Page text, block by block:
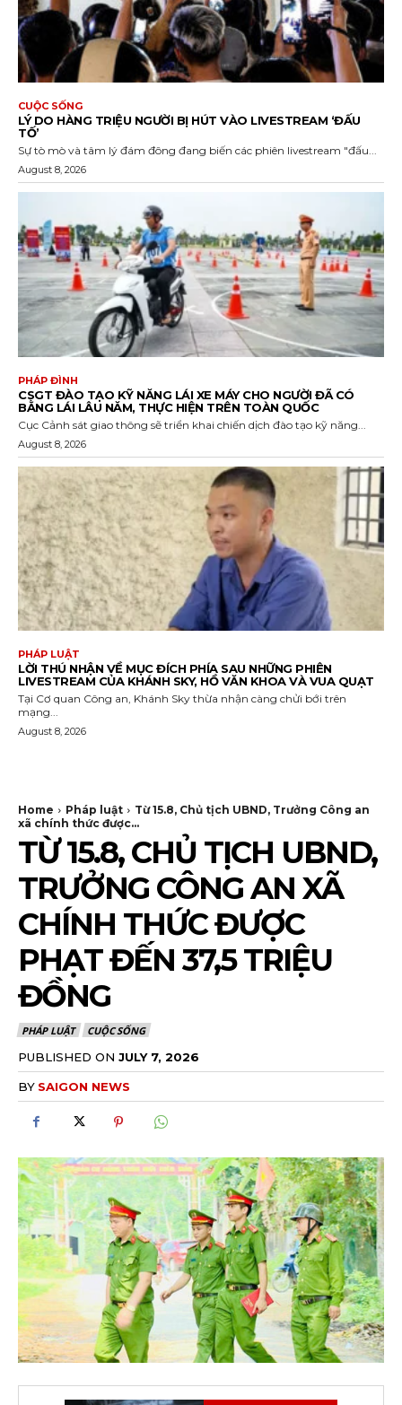
CUỘC SỐNG
LÝ DO HÀNG TRIỆU NGƯỜI BỊ HÚT VÀO LIVESTREAM ‘ĐẤU
TỐ’
Sự tò mò và tâm lý đám đông đang biến các phiên livestream "đấu...
August 8, 2026
PHÁP ĐÌNH
CSGT ĐÀO TẠO KỸ NĂNG LÁI XE MÁY CHO NGƯỜI ĐÃ CÓ
BẰNG LÁI LÂU NĂM, THỰC HIỆN TRÊN TOÀN QUỐC
Cục Cảnh sát giao thông sẽ triển khai chiến dịch đào tạo kỹ năng...
August 8, 2026
PHÁP LUẬT
LỜI THÚ NHẬN VỀ MỤC ĐÍCH PHÍA SAU NHỮNG PHIÊN
LIVESTREAM CỦA KHÁNH SKY, HỒ VĂN KHOA VÀ VUA QUẠT
Tại Cơ quan Công an, Khánh Sky thừa nhận càng chửi bới trên
mạng...
August 8, 2026